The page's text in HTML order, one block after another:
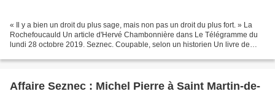
« Il y a bien un droit du plus sage, mais non pas un droit du plus fort. » La
Rochefoucauld Un article d'Hervé Chambonnière dans Le Télégramme du
lundi 28 octobre 2019. Seznec. Coupable, selon un historien Un livre de
Affaire Seznec : Michel Pierre à Saint Martin-de-